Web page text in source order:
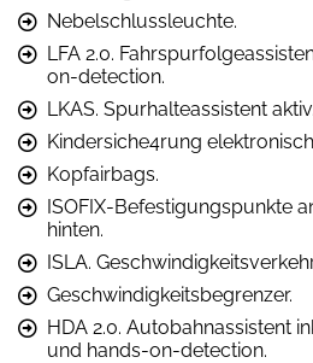
Nebelschlussleuchte.
LFA 2.0.
on-detection.
LKAS. Spurhalteassistent aktiv.
Kindersiche4rung
Kopfairbags.
ISOFIX-Befestigungspunkte
hinten.
ISLA.
Geschwindigkeitsbegrenzer.
HDA 2.0. Autobahnassistent
und hands-on-detection.